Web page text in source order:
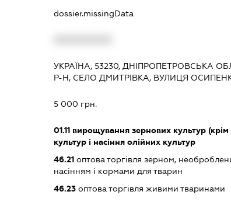
dossier.missingData
УКРАЇНА, 53230, ДНІПРОПЕТРОВСЬКА
Р-Н, СЕЛО ДМИТРІВКА, ВУЛИЦЯ
5 000 грн.
01.11вирощування зернових культур
культур і насіння олійних культур
46.21оптова торгівля зерном,
насінням і кормами для тварин
46.23оптова торгівля живими тваринами